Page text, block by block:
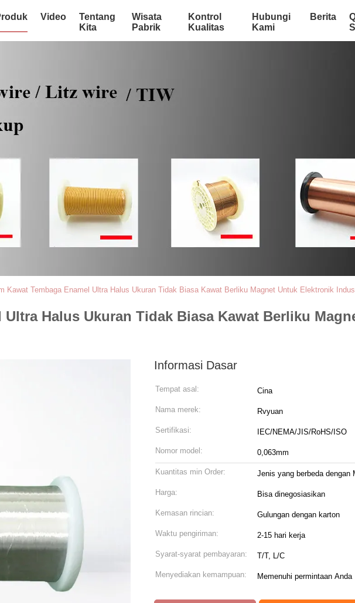
Video
Tentang
Kita
Wisata
Pabrik
Kontrol
Kualitas
Hubungi
Kami
Berita
Kawat Tembaga Enamel Ultra Halus Ukuran Tidak Biasa Kawat Berliku Magnet Untuk Elektronik
Ultra Halus Ukuran Tidak Biasa Kawat Berliku
Informasi Dasar
Tempat asal: Cina
Nama merek: Rvyuan
Sertifikasi: IEC/NEMA/JIS/RoHS/ISO
Nomor model: 0,063mm
Kuantitas min Order: Jenis yang berbeda dengan
Harga: Bisa dinegosiasikan
Kemasan rincian: Gulungan dengan karton
Waktu pengiriman: 2-15 hari kerja
Syarat-syarat pembayaran: T/T, L/C
Menyediakan kemampuan: Memenuhi permintaan Anda